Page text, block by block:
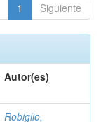
1 Siguiente
Autor(es)
Robiglio,